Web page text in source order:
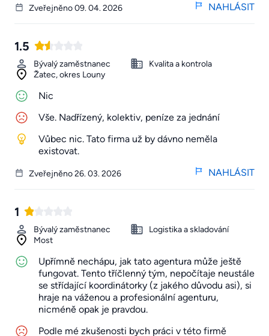
Zveřejněno 09. 04. 2026 NAHLÁSIT
1.5
Bývalý zaměstnanec
Kvalita a kontrola
Žatec, okres Louny
Nic
Vše. Nadřízený, kolektiv, peníze za jednání
Vůbec nic. Tato firma už by dávno neměla
existovat.
Zveřejněno 26. 03. 2026 NAHLÁSIT
1
Bývalý zaměstnanec
Logistika a skladování
Most
Upřímně nechápu, jak tato agentura může ještě
fungovat. Tento tříčlenný tým, nepočítaje neustále
se střídající koordinátorky (z jakého důvodu asi), si
hraje na váženou a profesionální agenturu,
nicméně opak je pravdou.
Podle mé zkušenosti bych práci v této firmě